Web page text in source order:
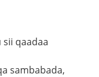
qaadaa
sambabada,